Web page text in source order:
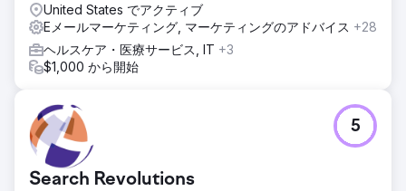
United States でアクティブ
Eメールマーケティング, マーケティングのアドバイス +28
ヘルスケア・医療サービス, IT +3
$1,000 から開始
Search Revolutions
5